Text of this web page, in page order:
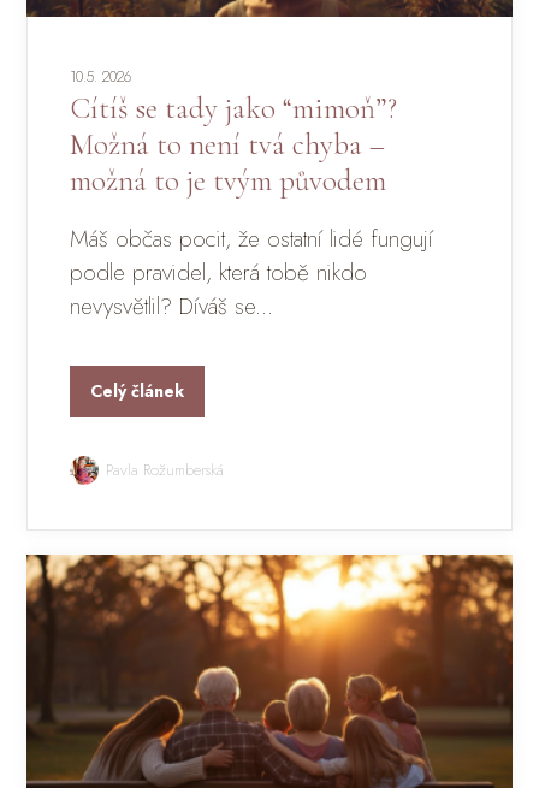
10.5. 2026
Cítíš se tady jako “mimoň”?
Možná to není tvá chyba –
možná to je tvým původem
Máš občas pocit, že ostatní lidé fungují
podle pravidel, která tobě nikdo
nevysvětlil? Díváš se...
Celý článek
Pavla Rožumberská